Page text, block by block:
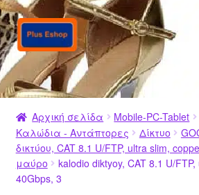
Απευθείας
μετάβαση
στην
πλοήγηση
Μετάβαση
σε
περιεχόμενο
Αρχική σελίδα Mobile-PC-Tablet
Καλώδια - Αντάπτορες
Δίκτυο
δικτύου, CAT 8.1 U/FTP, ultra slim,
μαύρο
kalodio diktyoy, CAT 8.1 U/
40Gbps, 3